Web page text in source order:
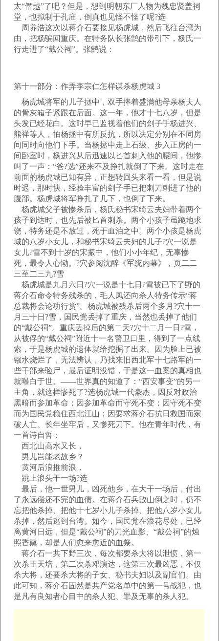
太“僭越”了吧？但是，想到明朝东厂人物为魏忠贤盖祠
堂，也拟制于孔庙，倒真也见怪不怪了呢?选
周养浩这次以蒋介石要接见杨虎城，然后飞往台湾为
由，把杨骗回重庆。在特务队长张鹄的带引下，杨氏一
行走进了“戴公祠”。张鹄说：
第十一部分：作弄李宗仁怎样谋杀杨虎城 3
杨虎城将军的儿子拯中，双手捧着盛满他母亲杨夫人
的骨灰箱子紧跟在后面。这一年，他才十七八岁，但是
头发已经花白。这时早已监视着他们的刽子手杨进兴、
熊祥等人，怕杨拯中有所反抗，所以决定分别在不同房
间同时向他们下手。当杨拯中走上石级、步入正房的一
间卧室时，杨进兴从后迅速以匕首刺入他的腰间，他惨
叫了一声：“爸?选”还来不及挣扎就倒了下来。这时走在
前面的杨虎城已知有异，正想转回头来看一看，但是说
时迟，那时快，经验丰富的刽子手已把刺刀刺进了他的
腹部。杨虎城将军挣扎了几下，也倒了下来。
杨虎城父子被惨杀后，杨氏秘书宋绮云夫妇带着两个
孩子到达时，也先后被匕首刺杀。两个小孩子虽跪地求
饶，特务还是不放过，死于血泊之中。两个小孩是杨虎
城的八岁小女儿，和秘书宋绮云夫妇的儿子?穴一说是
女儿?雪不到十岁的宋振中，他们小小年纪，无辜惨
死，最令人心恸。?穴参阅沈醉《军统内幕》，页二二
三至二三九?雪
杨虎城是九月六日?穴一说是十七日?雪被已下了野的
蒋介石命令特务残杀的，毛人凤还向杀人特务传示“蒋
总裁将会论功行赏”。杨虎城被残杀后两个多月?穴十一
月三十日?雪，国民党丢掉了重庆，当然也丢掉了他们
的“戴公祠”。重庆丢掉后的第二天?穴十二月一日?雪，
从被俘的“戴公祠”附近十一名警卫口里，得到了一点线
索，于是杨虎城的遗体就给挖掘了出来。因为脸上已被
镪水烧烂了，无法辨认，乃找来旧西北军十七路军的一
些干部来验尸，最后证明没错，于是这一血案的真相也
就曝白于世。——世界真的知道了：“西安事变”的另一
主角，就这样惨死了?选杨虎城一代豪杰，因反对政治
黑暗而参加革命；因参加革命而守死不变；因守死不变
而为国民党稳住西北江山；因要求蒋介石抗日救国而家
破人亡、长年坐牢后，又惨死刀下。他在青年时代，有
一首诗自誓：
西北山高水又长，
男儿岂能老故乡？
黄河后浪推前浪，
跳上浪头干一场?选
最后，他一世男儿，凶死他乡，在大干一场后，付出
了永远偿还不完的血债。在蒋介石兵败山倒之时，仍不
忘把他杀掉、把他十七岁小儿子杀掉、把他八岁小女儿
杀掉，然后逃到台湾。如今，国民党在浪花尽处，已经
离黄河日远，但是“戴公祠”的刀光血影、“戴公祠”的烛
照香熏，却是人们愈来愈近的血祭。
蒋介石一共下野三次，每次都要杀大将以泄愤，第一
次杀王天培，第二次杀邓演达，这第三次最凶恶，不仅
杀大将，还要杀大将的子女、秘书夫妇以及副官们。由
此可知，蒋介石固然是共产党名单中的第一号战犯，也
是凡有良知者心目中的杀人犯、罪及无辜的杀人犯。